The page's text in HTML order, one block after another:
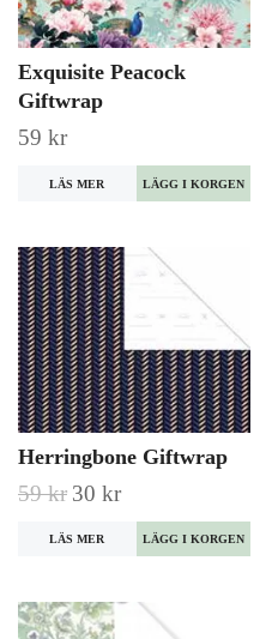
Exquisite Peacock
Giftwrap
59 kr
LÄS MER
Herringbone Giftwrap
59 kr 30 kr
LÄS MER